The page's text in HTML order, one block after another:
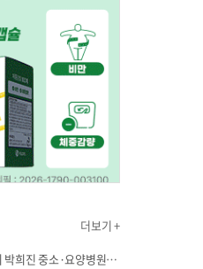
더보기 +
한국병원약사회 박희진 중소·요양병원이사(충청북도 청주의료원 약제팀장) 부친상